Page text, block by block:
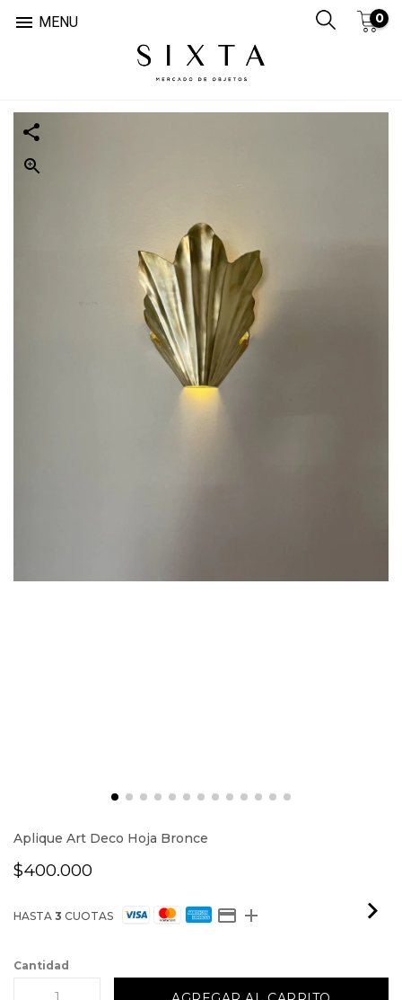
 MENU 0
Aplique Art Deco Hoja Bronce
$400.000
HASTA 3 CUOTAS
Cantidad